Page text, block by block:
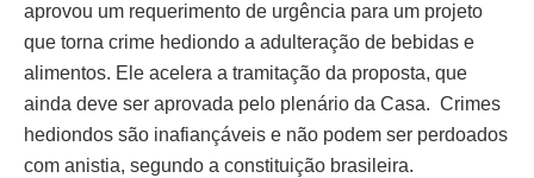
aprovou um requerimento de urgência para um projeto
que torna crime hediondo a adulteração de bebidas e
alimentos. Ele acelera a tramitação da proposta, que
ainda deve ser aprovada pelo plenário da Casa. Crimes
hediondos são inafiançáveis e não podem ser perdoados
com anistia, segundo a constituição brasileira.